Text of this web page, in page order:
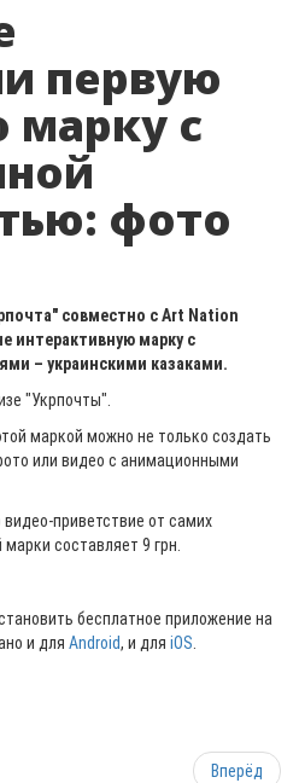
первую
марку с
фото
совместно с Art Nation
интерактивную марку с
– украинскими казаками.
"Укрпочты".
маркой можно не только создать
или видео с анимационными
видео-приветствие от самих
составляет 9 грн.
бесплатное приложение на
и для Android, и для iOS.
Вперёд